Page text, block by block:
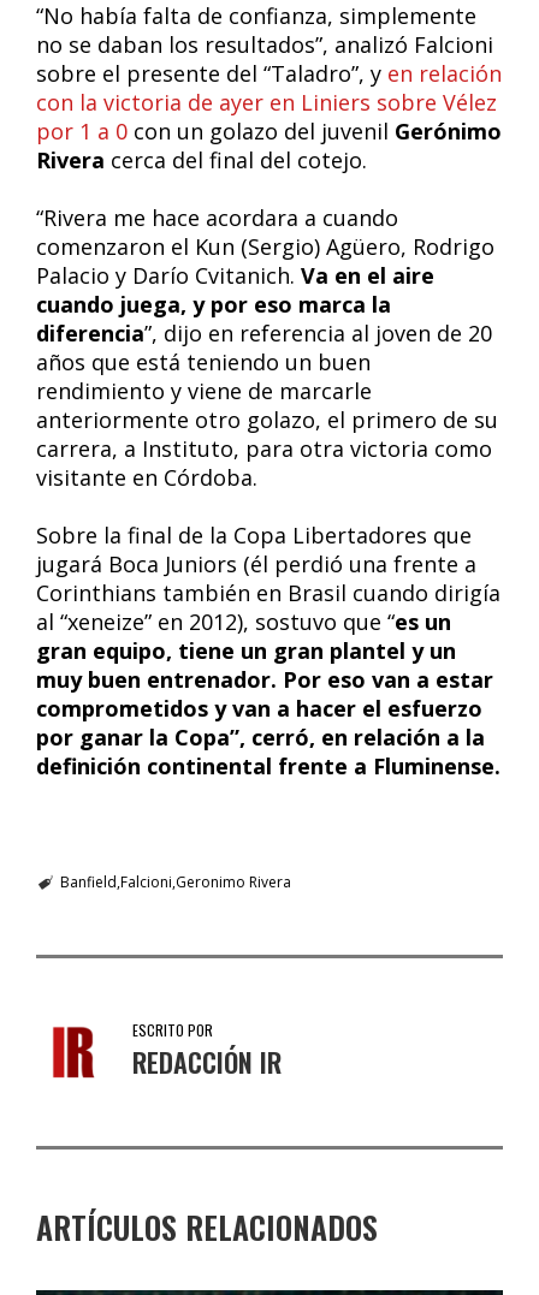
“No había falta de confianza, simplemente
no se daban los resultados”, analizó Falcioni
sobre el presente del “Taladro”, y en relación
con la victoria de ayer en Liniers sobre Vélez
por 1 a 0 con un golazo del juvenil Gerónimo
Rivera cerca del final del cotejo.
“Rivera me hace acordara a cuando
comenzaron el Kun (Sergio) Agüero, Rodrigo
Palacio y Darío Cvitanich. Va en el aire
cuando juega, y por eso marca la
diferencia”, dijo en referencia al joven de 20
años que está teniendo un buen
rendimiento y viene de marcarle
anteriormente otro golazo, el primero de su
carrera, a Instituto, para otra victoria como
visitante en Córdoba.
Sobre la final de la Copa Libertadores que
jugará Boca Juniors (él perdió una frente a
Corinthians también en Brasil cuando dirigía
al “xeneize” en 2012), sostuvo que “es un
gran equipo, tiene un gran plantel y un
muy buen entrenador. Por eso van a estar
comprometidos y van a hacer el esfuerzo
por ganar la Copa”, cerró, en relación a la
definición continental frente a Fluminense.
Banfield Falcioni Geronimo Rivera
ESCRITO POR
REDACCIÓN IR
ARTÍCULOS RELACIONADOS